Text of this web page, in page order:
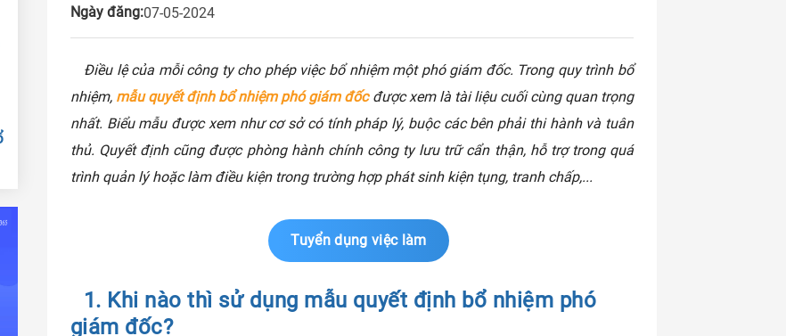
Ngày đăng:07-05-2024
Điều lệ của mỗi công ty cho phép việc bổ nhiệm một phó giám đốc. Trong quy trình bổ
nhiệm, mẫu quyết định bổ nhiệm phó giám đốc được xem là tài liệu cuối cùng quan trọng
nhất. Biểu mẫu được xem như cơ sở có tính pháp lý, buộc các bên phải thi hành và tuân
thủ. Quyết định cũng được phòng hành chính công ty lưu trữ cẩn thận, hỗ trợ trong quá
trình quản lý hoặc làm điều kiện trong trường hợp phát sinh kiện tụng, tranh chấp,...
Tuyển dụng việc làm
1. Khi nào thì sử dụng mẫu quyết định bổ nhiệm phó
giám đốc?